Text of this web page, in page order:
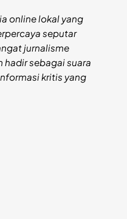
online lokal yang
seputar
jurnalisme
sebagai suara
kritis yang